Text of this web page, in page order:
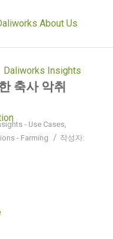
About Us
Daliworks Insights
축사 악취
- Use Cases,
- Farming / 작성자:
방향은 무엇일지